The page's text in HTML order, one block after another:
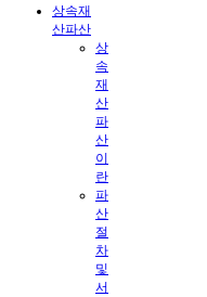
상속재
산파산
상
속
재
산
파
산
이
란
파
산
절
차
및
서